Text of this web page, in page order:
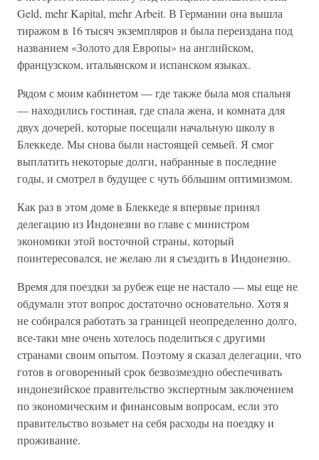
Geld, mehr Kapital, mehr Arbeit. В Германии она вышла
тиражом в 16 тысяч экземпляров и была переиздана под
названием «Золото для Европы» на английском,
французском, итальянском и испанском языках.
Рядом с моим кабинетом — где также была моя спальня
— находились гостиная, где спала жена, и комната для
двух дочерей, которые посещали начальную школу в
Блеккеде. Мы снова были настоящей семьей. Я смог
выплатить некоторые долги, набранные в последние
годы, и смотрел в будущее с чуть ббльшим оптимизмом.
Как раз в этом доме в Блеккеде я впервые принял
делегацию из Индонезии во главе с министром
экономики этой восточной страны, который
поинтересовался, не желаю ли я съездить в Индонезию.
Время для поездки за рубеж еще не настало — мы еще не
обдумали этот вопрос достаточно основательно. Хотя я
не собирался работать за границей неопределенно долго,
все-таки мне очень хотелось поделиться с другими
странами своим опытом. Поэтому я сказал делегации, что
готов в оговоренный срок безвозмездно обеспечивать
индонезийское правительство экспертным заключением
по экономическим и финансовым вопросам, если это
правительство возьмет на себя расходы на поездку и
проживание.